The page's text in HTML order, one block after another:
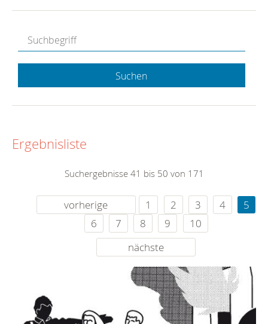
Suchen
Ergebnisliste
Suchergebnisse 41 bis 50 von 171
vorherige 1 2 3 4
5
6
7 8 9
10
nächste